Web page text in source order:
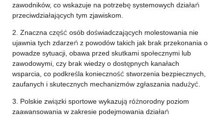
zawodników, co wskazuje na potrzebę systemowych działań
przeciwdziałających tym zjawiskom.
2. Znaczna część osób doświadczających molestowania nie
ujawnia tych zdarzeń z powodów takich jak brak przekonania o
powadze sytuacji, obawa przed skutkami społecznymi lub
zawodowymi, czy brak wiedzy o dostępnych kanałach
wsparcia, co podkreśla konieczność stworzenia bezpiecznych,
zaufanych i skutecznych mechanizmów zgłaszania nadużyć.
3. Polskie związki sportowe wykazują różnorodny poziom
zaawansowania w zakresie podejmowania działań